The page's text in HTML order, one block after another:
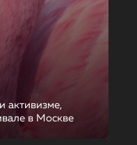
активизме,
в Москве